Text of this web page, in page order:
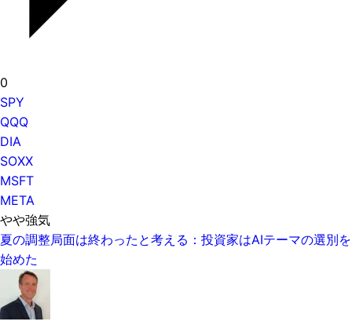
0
SPY
QQQ
DIA
SOXX
MSFT
META
やや強気
夏の調整局面は終わったと考える：投資家はAIテーマの選別を
始めた